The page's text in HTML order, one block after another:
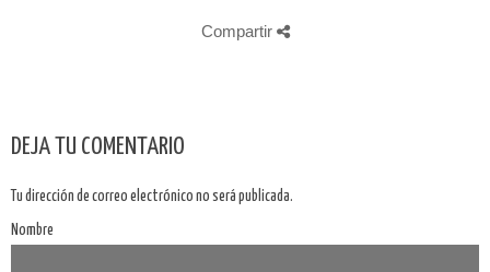
Compartir
DEJA TU COMENTARIO
Tu dirección de correo electrónico no será publicada.
Nombre